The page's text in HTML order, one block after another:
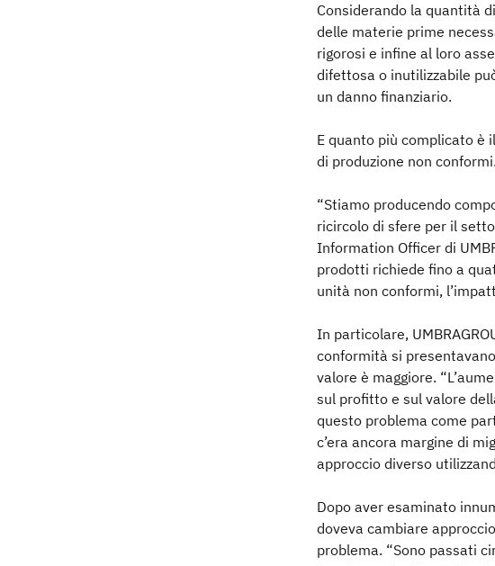
Considerando la quantità
delle materie prime
rigorosi e infine al loro
difettosa o inutilizzabile
un danno finanziario.
E quanto più complicato è
di produzione non conformi.
“Stiamo producendo
ricircolo di sfere per il
Information Officer di
prodotti richiede fino a
unità non conformi,
In particolare,
conformità si
valore è maggiore.
sul profitto e sul valore
questo problema come
c’era ancora margine di
approccio diverso
Dopo aver esaminato
doveva cambiare
problema. “Sono passati